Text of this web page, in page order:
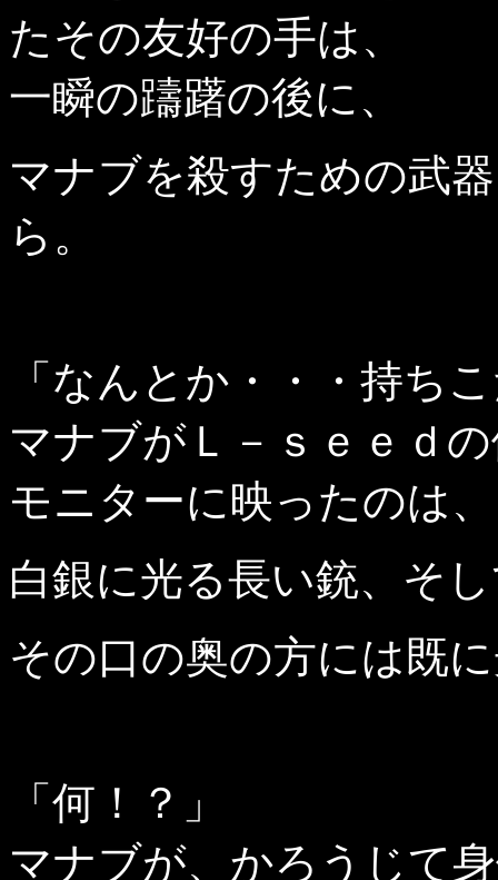
たその友好の手は、
一瞬の躊躇の後に、
マナブを殺すための武
ら。
「なんとか・・・持ち
マナブがＬ－ｓｅｅｄ
モニターに映ったのは、
白銀に光る長い銃、そ
その口の奥の方には既
「何！？」
マナブが、かろうじて